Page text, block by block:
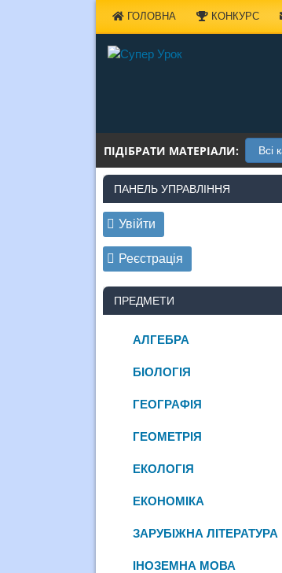
ГОЛОВНА КОНКУРС
ПІДІБРАТИ МАТЕРІАЛИ:
ПАНЕЛЬ УПРАВЛІННЯ
Увійти
Реєстрація
ПРЕДМЕТИ
АЛГЕБРА
БІОЛОГІЯ
ГЕОГРАФІЯ
ГЕОМЕТРІЯ
ЕКОЛОГІЯ
ЕКОНОМІКА
ЗАРУБІЖНА ЛІТЕРАТУРА
ІНОЗЕМНА МОВА